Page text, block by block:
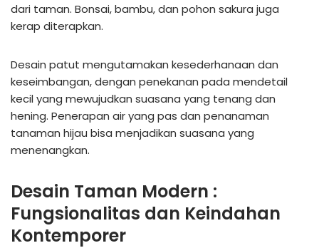
dari taman. Bonsai, bambu, dan pohon sakura juga
kerap diterapkan.
Desain patut mengutamakan kesederhanaan dan
keseimbangan, dengan penekanan pada mendetail
kecil yang mewujudkan suasana yang tenang dan
hening. Penerapan air yang pas dan penanaman
tanaman hijau bisa menjadikan suasana yang
menenangkan.
Desain Taman Modern :
Fungsionalitas dan Keindahan
Kontemporer